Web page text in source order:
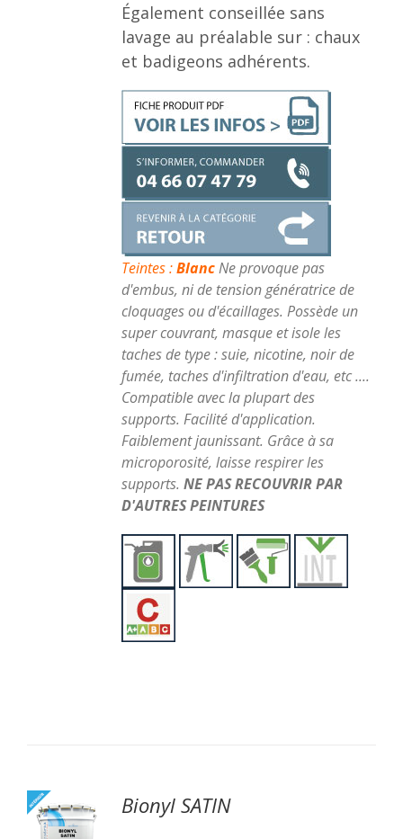
Également conseillée sans
lavage au préalable sur : chaux
et badigeons adhérents.
Teintes :BlancNe provoque pas
d'embus, ni de tension génératrice de
cloquages ou d'écaillages. Possède un
super couvrant, masque et isole les
taches de type : suie, nicotine, noir de
fumée, taches d'infiltration d'eau, etc ....
Compatible avec la plupart des
supports. Facilité d'application.
Faiblement jaunissant. Grâce à sa
microporosité, laisse respirer les
supports. NE PAS RECOUVRIR PAR
D'AUTRES PEINTURES
Bionyl SATIN